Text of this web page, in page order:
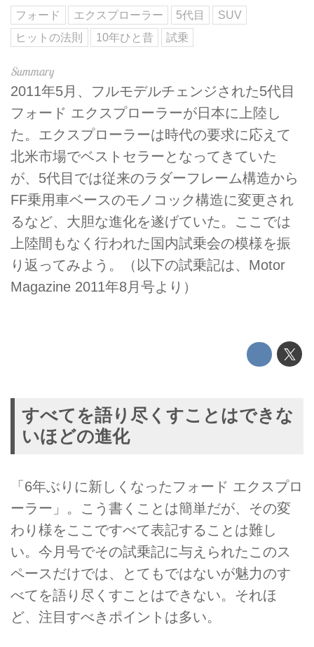
フォード エクスプローラー 5代目
SUV
ヒットの法則
10年ひと昔 試乗
2011年5月、フルモデルチェンジされた5代目
フォード エクスプローラーが日本に上陸し
た。エクスプローラーは時代の要求に応えて
北米市場でベストセラーとなってきていた
が、5代目では従来のラダーフレーム構造から
FF乗用車ベースのモノコック構造に変更され
るなど、大胆な進化を遂げていた。ここでは
上陸間もなく行われた国内試乗会の模様を振
り返ってみよう。（以下の試乗記は、Motor
Magazine 2011年8月号より）
すべてを語り尽くすことはできな
いほどの進化
「6年ぶりに新しくなったフォード エクスプロ
ーラー」。こう書くことは簡単だが、その変
わり様をここですべて表記することは難し
い。今月号でその試乗記に与えられたこのス
ペースだけでは、とてもではないが魅力のす
べてを語り尽くすことはできない。それほ
ど、注目すべきポイントは多い。